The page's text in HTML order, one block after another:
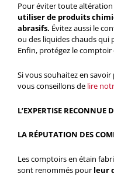
Pour éviter toute altération
utiliser de produits
abrasifs. Évitez aussi le
ou des liquides chauds qui
Enfin, protégez le
Si vous souhaitez en savoir
vous conseillons de lire
L’EXPERTISE RECONNUE
LA RÉPUTATION DES
Les comptoirs en étain
sont renommés pour leur